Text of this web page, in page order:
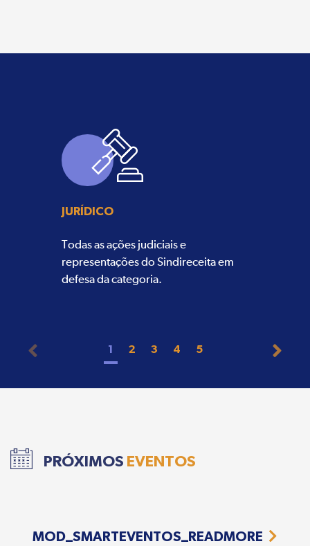
JURÍDICO
Todas as ações judiciais e
representações do Sindireceita em
defesa da categoria.
1 2 3 4 5
PRÓXIMOS EVENTOS
MOD_SMARTEVENTOS_READMORE